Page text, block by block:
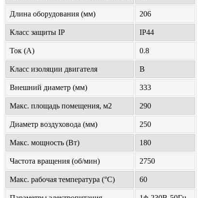
Длина оборудования (мм) 206
Класс защиты IP IP44
Ток (А) 0.8
Класс изоляции двигателя B
Внешний диаметр (мм) 333
Макс. площадь помещения, м2 290
Диаметр воздуховода (мм) 250
Макс. мощность (Вт) 180
Частота вращения (об/мин) 2750
Макс. рабочая температура (°С) 60